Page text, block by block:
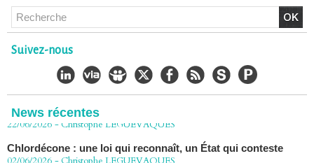
Suivez-nous
News récentes
Chlordécone : un non-lieu confirmé, la bataille se déplace
30/06/2026 -Christophe LEGUEVAQUES
CHLORDÉCONE Déclaration de Me Christophe
LÈGUEVAQUES (CLE), avocat de parties civiles, après la
décision de confirmation du non-lieu
22/06/2026 -Christophe LEGUEVAQUES
02/06/2026 -Christophe LEGUEVAQUES